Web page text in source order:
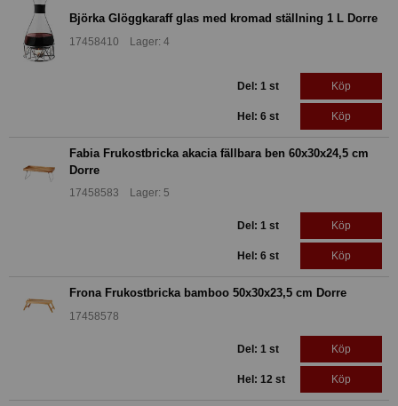
Björka Glöggkaraff glas med kromad ställning 1 L Dorre
17458410 Lager: 4
Del: 1 st Köp
Hel: 6 st Köp
Fabia Frukostbricka akacia fällbara ben 60x30x24,5 cm
Dorre
17458583 Lager: 5
Del: 1 st Köp
Hel: 6 st Köp
Frona Frukostbricka bamboo 50x30x23,5 cm Dorre
17458578
Del: 1 st Köp
Hel: 12 st Köp